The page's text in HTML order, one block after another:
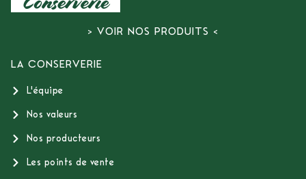
> VOIR NOS PRODUITS <
LA CONSERVERIE
L'équipe
Nos valeurs
Nos producteurs
Les points de vente